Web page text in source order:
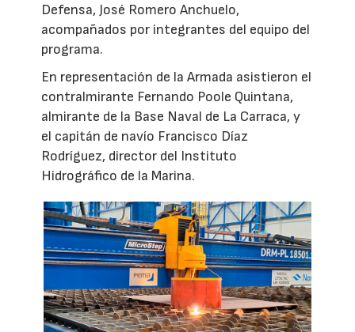
Defensa, José Romero Anchuelo,
acompañados por integrantes del equipo del
programa.
En representación de la Armada asistieron el
contralmirante Fernando Poole Quintana,
almirante de la Base Naval de La Carraca, y
el capitán de navío Francisco Díaz
Rodríguez, director del Instituto
Hidrográfico de la Marina.